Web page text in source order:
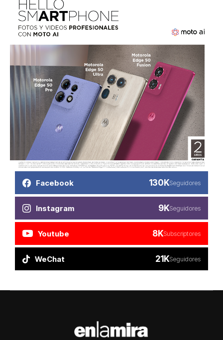
Facebook 130KSeguidores
Instagram 9KSeguidores
Youtube 8KSubscriptores
WeChat 21KSeguidores